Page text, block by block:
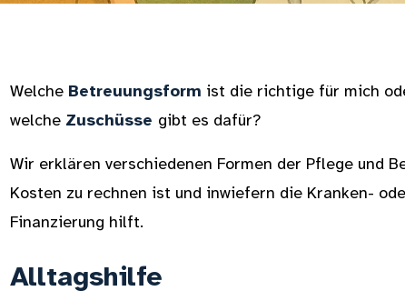
Welche Betreuungsform ist die richtige für mich
welche Zuschüsse gibt es dafür?
Wir erklären verschiedenen Formen der Pflege und
Kosten zu rechnen ist und inwiefern die Kranken-
Finanzierung hilft.
Alltagshilfe